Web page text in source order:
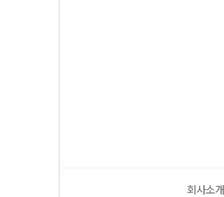
회사소개